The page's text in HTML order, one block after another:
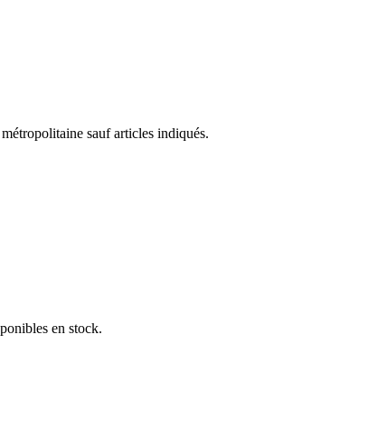
sauf articles indiqués.
en stock.